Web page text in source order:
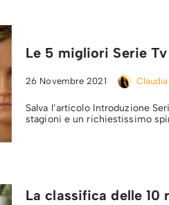
Le 5 migliori Serie
26 Novembre 2021
Salva l’articolo Introduzione
stagioni e un richiestissimo
La classifica delle 10